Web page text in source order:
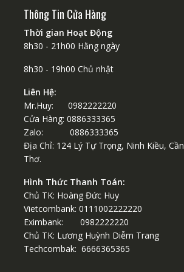
Thông Tin Cửa Hàng
Thời gian Hoạt Động
8h30 - 21h00 Hằng ngày
8h30 - 19h00 Chủ nhật
Liên Hệ:
Mr.Huy: 0982222220
Cửa Hàng: 0886333365
Zalo: 0886333365
Địa Chỉ: 124 Lý Tự Trọng, Ninh Kiều, Cần
Thơ.
Hình Thức Thanh Toán:
Chủ TK: Hoàng Đức Huy
Vietcombank: 0111002222220
Eximbank: 0982222220
Chủ TK: Lương Huỳnh Diễm Trang
Techcombak: 6666365365